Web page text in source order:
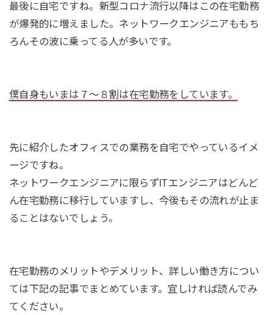
最後に自宅ですね。新型コロナ流行以降はこの在宅勤務
が爆発的に増えました。ネットワークエンジニアももち
ろんその波に乗ってる人が多いです。
僕自身もいまは７〜８割は在宅勤務をしています。
先に紹介したオフィスでの業務を自宅でやっているイメ
ージですね。
ネットワークエンジニアに限らずITエンジニアはどんど
ん在宅勤務に移行していますし、今後もその流れが止ま
ることはないでしょう。
在宅勤務のメリットやデメリット、詳しい働き方につい
ては下記の記事でまとめています。宜しければ読んでみ
てください。